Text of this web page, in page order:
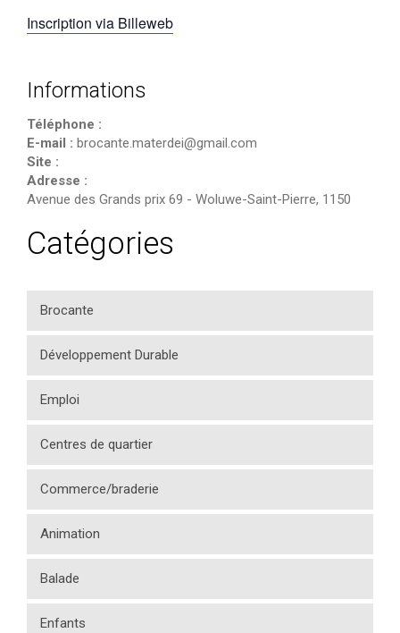
Inscription via Billeweb
Informations
Téléphone :
E-mail : brocante.materdei@gmail.com
Site :
Adresse :
Avenue des Grands prix 69 - Woluwe-Saint-Pierre, 1150
Catégories
Brocante
Développement Durable
Emploi
Centres de quartier
Commerce/braderie
Animation
Balade
Enfants